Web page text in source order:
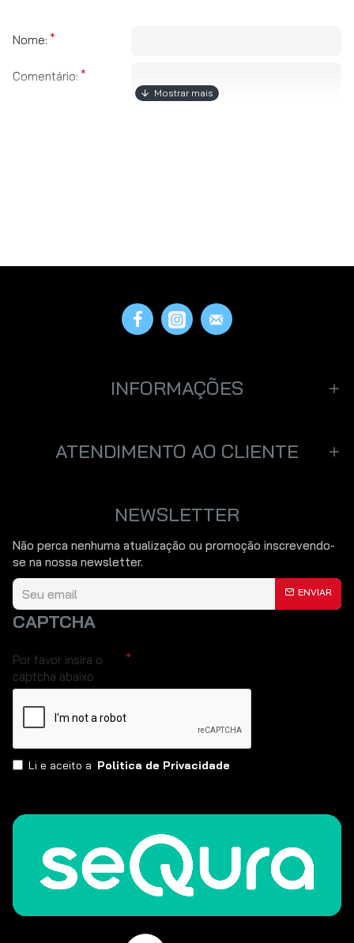
Nome:
Comentário:
captcha abaixo
CONTINUAR
INFORMAÇÕES
ATENDIMENTO AO CLIENTE
NEWSLETTER
Não perca nenhuma atualização ou promoção inscrevendo-
se na nossa newsletter.
ENVIAR
CAPTCHA
Por favor insira o
captcha abaixo
Li e aceito a Politica de Privacidade